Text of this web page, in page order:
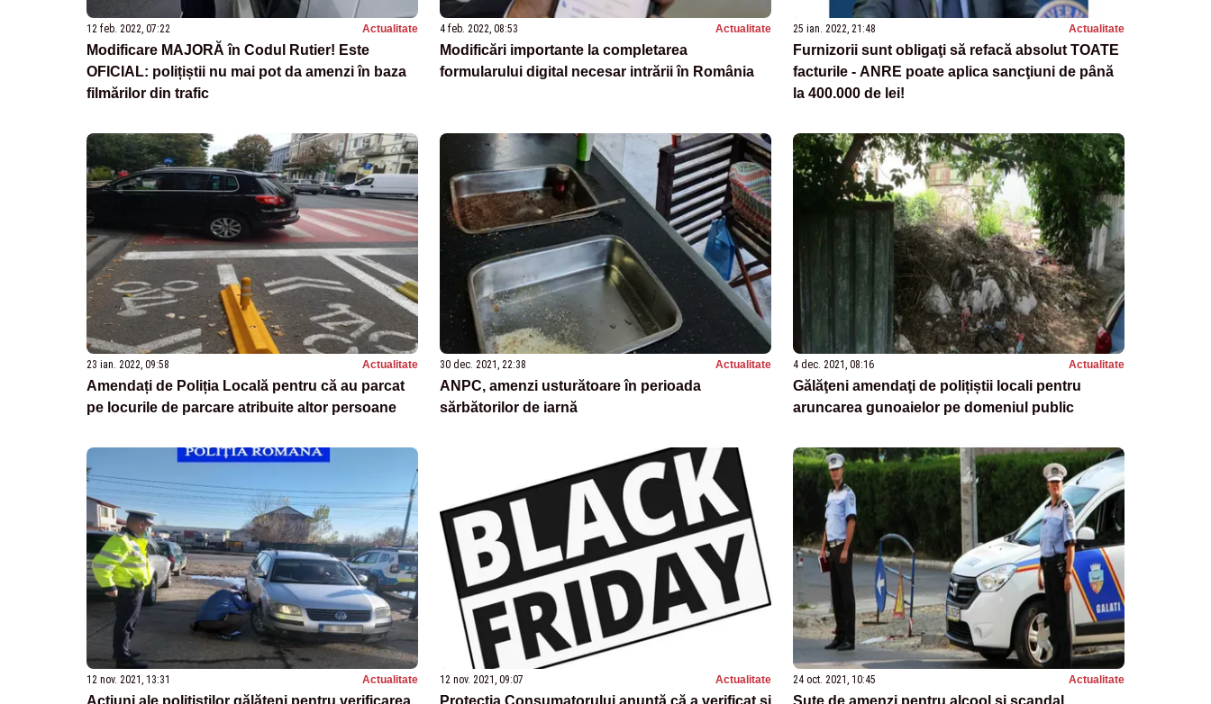
12 feb. 2022, 07:22 Actualitate
Modificare MAJORĂ în Codul Rutier! Este
OFICIAL: polițiștii nu mai pot da amenzi în baza
filmărilor din trafic
4 feb. 2022, 08:53 Actualitate
Modificări importante la completarea
formularului digital necesar intrării în România
25 ian. 2022, 21:48 Actualitate
Furnizorii sunt obligaţi să refacă absolut TOATE
facturile - ANRE poate aplica sancţiuni de până
la 400.000 de lei!
23 ian. 2022, 09:58 Actualitate
Amendați de Poliția Locală pentru că au parcat
pe locurile de parcare atribuite altor persoane
30 dec. 2021, 22:38 Actualitate
ANPC, amenzi usturătoare în perioada
sărbătorilor de iarnă
4 dec. 2021, 08:16 Actualitate
Gălăţeni amendaţi de polițiștii locali pentru
aruncarea gunoaielor pe domeniul public
12 nov. 2021, 13:31 Actualitate
Acțiuni ale polițiștilor gălățeni pentru verificarea
12 nov. 2021, 09:07 Actualitate
Protecția Consumatorului anunță că a verificat și
24 oct. 2021, 10:45 Actualitate
Sute de amenzi pentru alcool şi scandal